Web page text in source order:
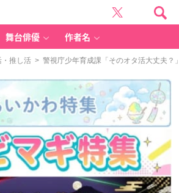
舞台俳優 作者名
・推し活 > 警視庁少年育成課「そのオタ活大丈夫？